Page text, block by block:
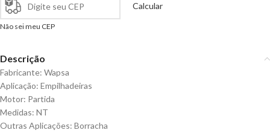
Calcular
Não sei meu CEP
Descrição
Fabricante: Wapsa
Aplicação: Empilhadeiras
Motor: Partida
Medidas: NT
Outras Aplicações: Borracha